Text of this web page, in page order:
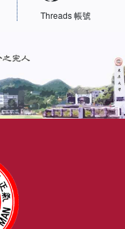
Threads 帳號